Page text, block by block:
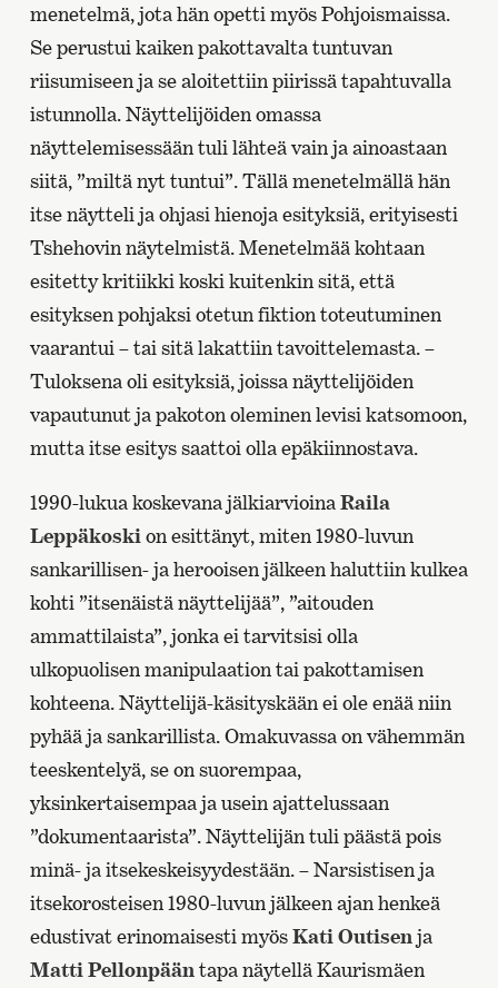
menetelmä, jota hän opetti myös Pohjoismaissa.
Se perustui kaiken pakottavalta tuntuvan
riisumiseen ja se aloitettiin piirissä tapahtuvalla
istunnolla. Näyttelijöiden omassa
näyttelemisessään tuli lähteä vain ja ainoastaan
siitä, ”miltä nyt tuntui”. Tällä menetelmällä hän
itse näytteli ja ohjasi hienoja esityksiä, erityisesti
Tshehovin näytelmistä. Menetelmää kohtaan
esitetty kritiikki koski kuitenkin sitä, että
esityksen pohjaksi otetun fiktion toteutuminen
vaarantui – tai sitä lakattiin tavoittelemasta. –
Tuloksena oli esityksiä, joissa näyttelijöiden
vapautunut ja pakoton oleminen levisi katsomoon,
mutta itse esitys saattoi olla epäkiinnostava.
1990-lukua koskevana jälkiarvioinaRaila
Leppäkoski on esittänyt, miten 1980-luvun
sankarillisen- ja herooisen jälkeen haluttiin kulkea
kohti ”itsenäistä näyttelijää”, ”aitouden
ammattilaista”, jonka ei tarvitsisi olla
ulkopuolisen manipulaation tai pakottamisen
kohteena. Näyttelijä-käsityskään ei ole enää niin
pyhää ja sankarillista. Omakuvassa on vähemmän
teeskentelyä, se on suorempaa,
yksinkertaisempaa ja usein ajattelussaan
”dokumentaarista”. Näyttelijän tuli päästä pois
minä- ja itsekeskeisyydestään. – Narsistisen ja
itsekorosteisen 1980-luvun jälkeen ajan henkeä
edustivat erinomaisesti myösKati Outisen ja
Matti Pellonpään tapa näytellä Kaurismäen